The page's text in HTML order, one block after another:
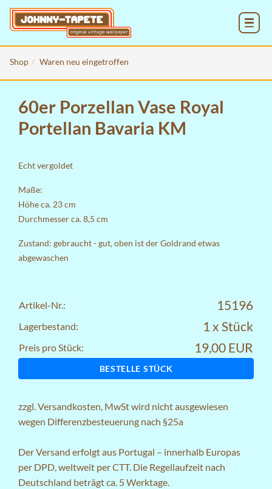
Shop Waren neu eingetroffen
60er Porzellan Vase Royal
Portellan Bavaria KM
Echt vergoldet
Maße:
Höhe ca. 23 cm
Durchmesser ca. 8,5 cm
Zustand: gebraucht - gut, oben ist der Goldrand etwas
abgewaschen
Artikel-Nr.: 15196
Lagerbestand: 1 x Stück
Preis pro Stück: 19,00 EUR
BESTELLE STÜCK
zzgl.Versandkosten, MwSt wird nicht ausgewiesen
wegen Differenzbesteuerung nach §25a
Der Versand erfolgt aus Portugal – innerhalb Europas
per DPD, weltweit per CTT. Die Regellaufzeit nach
Deutschland beträgt ca. 5 Werktage.